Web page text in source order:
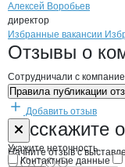
Алексей Воробьев
директор
Бренды
Вакансии в
Избранные вакансии
Новости o
Отзывы о
Сотрудничали с
Правила публикации
Добавить отзыв
Расскажите
Начните отзыв с
Форма
Укажите неточность
Контактные данные